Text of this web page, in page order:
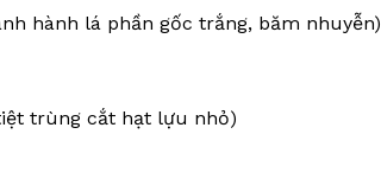
hành lá phần gốc trắng, băm nhuyễn)
trùng cắt hạt lựu nhỏ)